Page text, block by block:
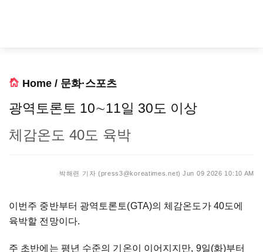
Home / 문화·스포츠
광역토론토 10∼11일 30도 이상
체감온도 40도 육박
박해련 기자 (press3@koreatimes.net) Jun 09 2026 10:10 AM
이번주 중반부터 광역토론토(GTA)의 체감온도가 40도에
육박할 전망이다.
주 초반에는 평년 수준의 기온이 이어지지만, 9일(화)부터